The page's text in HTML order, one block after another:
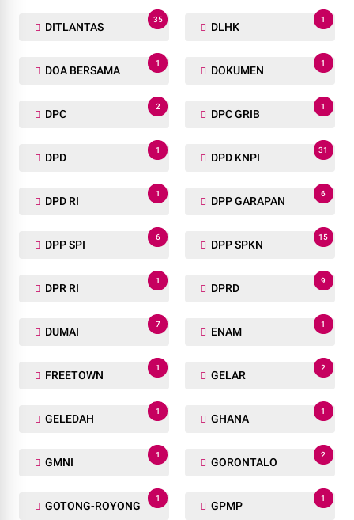
DITLANTAS
35
DLHK
1
DOA BERSAMA
1
DOKUMEN
1
DPC
2
DPC GRIB
1
DPD
1
DPD KNPI
31
DPD RI
1
DPP GARAPAN
6
DPP SPI
6
DPP SPKN
15
DPR RI
1
DPRD
9
DUMAI
7
ENAM
1
FREETOWN
1
GELAR
2
GELEDAH
1
GHANA
1
GMNI
1
GORONTALO
2
GOTONG-ROYONG
1
GPMP
1